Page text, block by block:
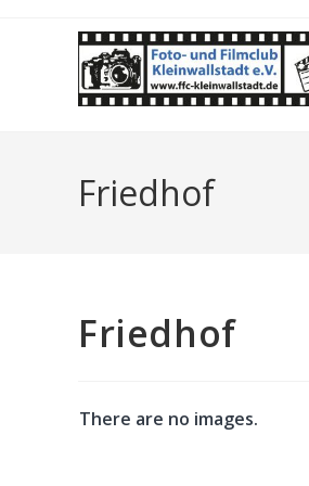
Friedhof
Friedhof
There are no images.